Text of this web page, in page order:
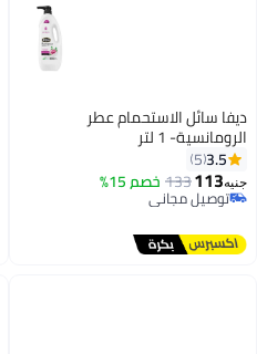
ديفا سائل الاستحمام عطر
الرومانسية- 1 لتر
3.5
5
جنيه113
133 خصم 15%
توصيل مجاني